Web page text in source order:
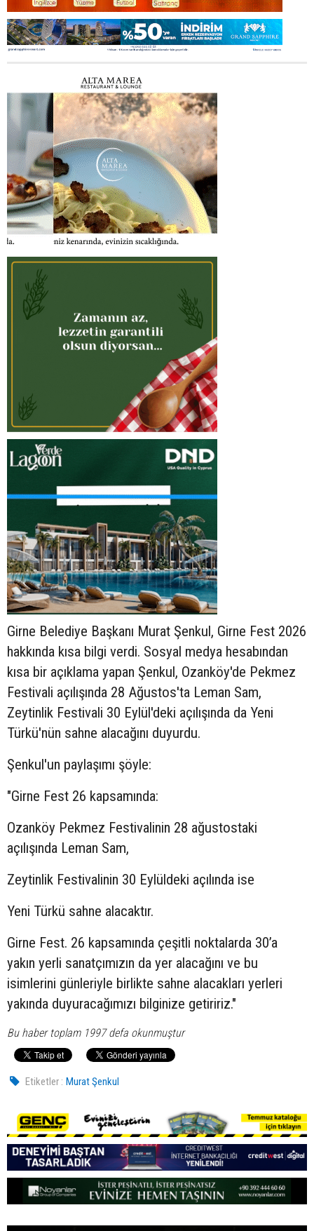
Girne Belediye Başkanı Murat Şenkul, Girne Fest 2026
hakkında kısa bilgi verdi. Sosyal medya hesabından
kısa bir açıklama yapan Şenkul, Ozanköy'de Pekmez
Festivali açılışında 28 Ağustos'ta Leman Sam,
Zeytinlik Festivali 30 Eylül'deki açılışında da Yeni
Türkü'nün sahne alacağını duyurdu.
Şenkul'un paylaşımı şöyle:
"Girne Fest 26 kapsamında:
Ozanköy Pekmez Festivalinin 28 ağustostaki
açılışında Leman Sam,
Zeytinlik Festivalinin 30 Eylüldeki açılında ise
Yeni Türkü sahne alacaktır.
Girne Fest. 26 kapsamında çeşitli noktalarda 30’a
yakın yerli sanatçımızın da yer alacağını ve bu
isimlerini günleriyle birlikte sahne alacakları yerleri
yakında duyuracağımızı bilginize getiririz."
Bu haber toplam 1997 defa okunmuştur
Etiketler : Murat Şenkul